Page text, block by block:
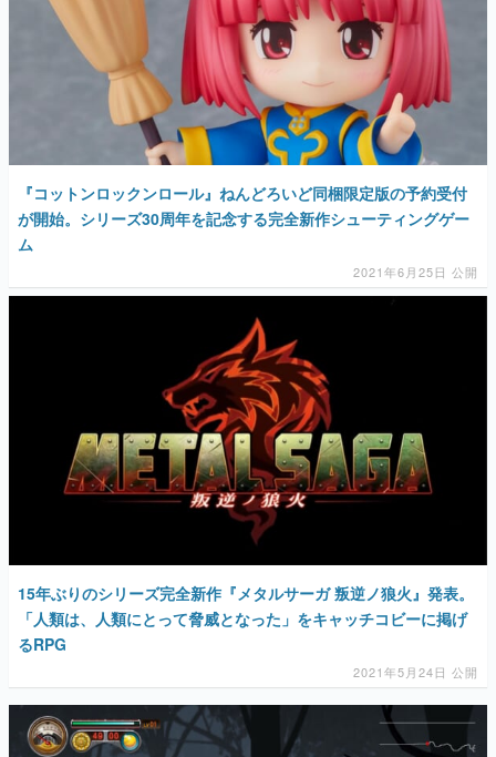
『コットンロックンロール』ねんどろいど同梱限定版の予約受付
が開始。シリーズ30周年を記念する完全新作シューティングゲー
ム
2021年6月25日 公開
15年ぶりのシリーズ完全新作『メタルサーガ 叛逆ノ狼火』発表。
「人類は、人類にとって脅威となった」をキャッチコビーに掲げ
るRPG
2021年5月24日 公開